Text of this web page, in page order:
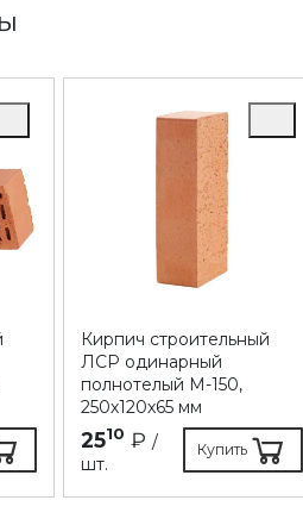
Кирпич строительный
ЛСР одинарный
полнотелый М-150,
250х120х65 мм
2510 ₽ /
шт.
Купить